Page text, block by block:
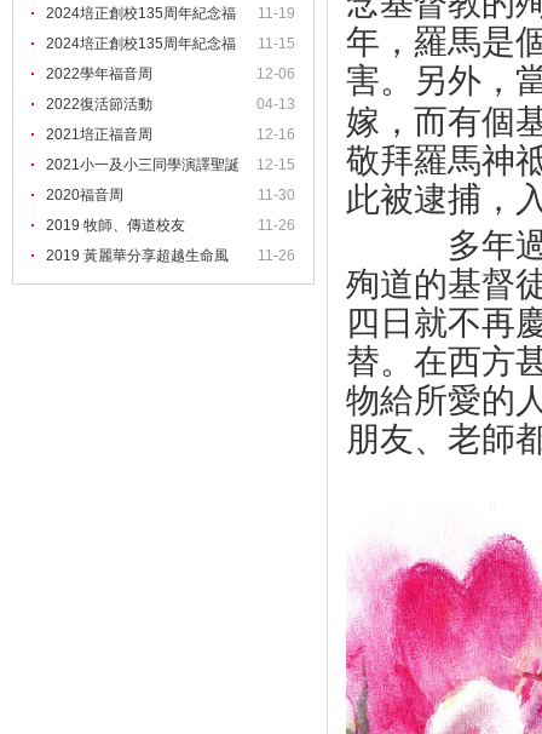
11-19
2024培正創校135周年紀念福
11-15
2024培正創校135周年紀念福
12-06
2022學年福音周
04-13
2022復活節活動
12-16
2021培正福音周
12-15
2021小一及小三同學演譯聖誕
11-30
2020福音周
11-26
2019 牧師、傳道校友
11-26
2019 黃麗華分享超越生命風
年，羅馬是
害。另外，
嫁，而有個
敬拜羅馬神
此被逮捕，
多年過
殉道的基督
四日就不再
替。在西方
物給所愛的
朋友、老師